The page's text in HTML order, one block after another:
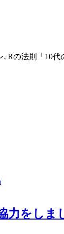
の法則「10
力をしま